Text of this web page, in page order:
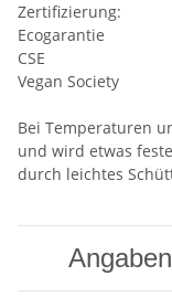
Zertifizierung:
Ecogarantie
CSE
Vegan Society
Bei Temperaturen
und wird etwas
durch leichtes